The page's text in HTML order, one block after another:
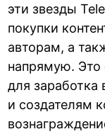
эти звезды
покупки
авторам, а
напрямую. Это
для заработка
и создателям